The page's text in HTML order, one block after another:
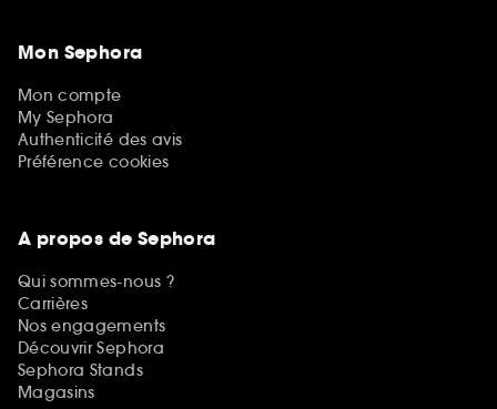
Mon Sephora
Mon compte
My Sephora
Authenticité des avis
Préférence cookies
A propos de Sephora
Qui sommes-nous ?
Carrières
Nos engagements
Découvrir Sephora
Sephora Stands
Magasins